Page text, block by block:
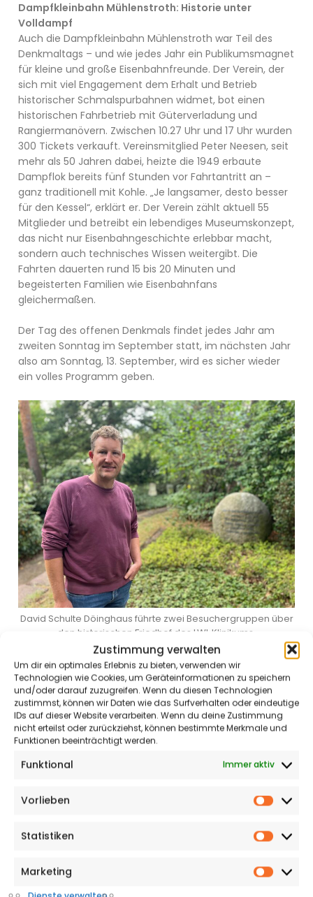
Zustimmung verwalten
Um dir ein optimales Erlebnis zu bieten, verwenden wir
Technologien wie Cookies, um Geräteinformationen zu speichern
und/oder darauf zuzugreifen. Wenn du diesen Technologien
zustimmst, können wir Daten wie das Surfverhalten oder eindeutige
IDs auf dieser Website verarbeiten. Wenn du deine Zustimmung
nicht erteilst oder zurückziehst, können bestimmte Merkmale und
Funktionen beeinträchtigt werden.
Funktional Immer aktiv
Vorlieben
Statistiken
Marketing
Dampfkleinbahn Mühlenstroth: Historie unter
Volldampf
Auch die Dampfkleinbahn Mühlenstroth war Teil des
Denkmaltags – und wie jedes Jahr ein Publikumsmagnet
für kleine und große Eisenbahnfreunde. Der Verein, der
sich mit viel Engagement dem Erhalt und Betrieb
historischer Schmalspurbahnen widmet, bot einen
historischen Fahrbetrieb mit Güterverladung und
Rangiermanövern. Zwischen 10.27 Uhr und 17 Uhr wurden
300 Tickets verkauft. Vereinsmitglied Peter Neesen, seit
mehr als 50 Jahren dabei, heizte die 1949 erbaute
Dampflok bereits fünf Stunden vor Fahrtantritt an –
ganz traditionell mit Kohle. „Je langsamer, desto besser
für den Kessel“, erklärt er. Der Verein zählt aktuell 55
Mitglieder und betreibt ein lebendiges Museumskonzept,
das nicht nur Eisenbahngeschichte erlebbar macht,
sondern auch technisches Wissen weitergibt. Die
Fahrten dauerten rund 15 bis 20 Minuten und
begeisterten Familien wie Eisenbahnfans
gleichermaßen.
Der Tag des offenen Denkmals findet jedes Jahr am
zweiten Sonntag im September statt, im nächsten Jahr
also am Sonntag, 13. September, wird es sicher wieder
ein volles Programm geben.
David Schulte Döinghaus führte zwei Besuchergruppen über
den historischen Friedhof des LWL Klinikums.
Foto: Stadt Gütersloh
Das Grab des ehemaligen Klinikdirektors Dr. Hermann Simon